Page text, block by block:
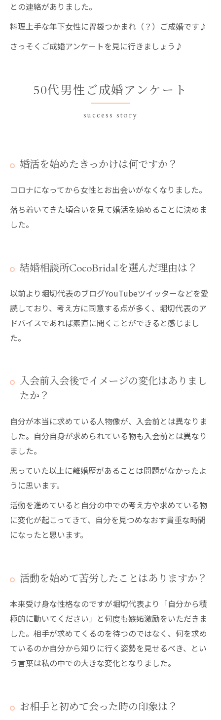
との連絡がありました。
料理上手な年下女性に胃袋つかまれ（？）ご成婚です♪
さっそくご成婚アンケートを見に行きましょう♪
50代男性ご成婚アンケート
success story
婚活を始めたきっかけは何ですか？
コロナになってから女性とお出会いがなくなりました。
落ち着いてきた頃合いを見て婚活を始めることに決めま
した。
結婚相談所CocoBridalを選んだ理由は？
以前より堀切代表のブログYouTubeツイッターなどを愛
読しており、考え方に同意する点が多く、堀切代表のア
ドバイスであれば素直に聞くことができると感じまし
た。
入会前入会後でイメージの変化はありまし
たか？
自分が本当に求めている人物像が、入会前とは異なりま
した。自分自身が求められている物も入会前とは異なり
ました。
思っていた以上に離婚歴があることは問題がなかったよ
うに思います。
活動を進めていると自分の中での考え方や求めている物
に変化が起こってきて、自分を見つめなおす貴重な時間
になったと思います。
活動を始めて苦労したことはありますか？
本来受け身な性格なのですが堀切代表より「自分から積
極的に動いてください」と何度も嫉妬激励をいただきま
した。相手が求めてくるのを待つのではなく、何を求め
ているのか自分から知りに行く姿勢を見せるべき、とい
う言葉は私の中での大きな変化となりました。
お相手と初めて会った時の印象は？